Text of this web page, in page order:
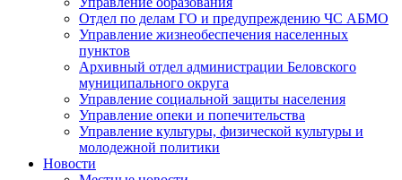
Отдел по делам ГО и предупреждению ЧС АБМО
Управление жизнеобеспечения населенных
пунктов
Архивный отдел администрации Беловского
муниципального округа
Управление социальной защиты населения
Управление опеки и попечительства
Управление культуры, физической культуры и
молодежной политики
Новости